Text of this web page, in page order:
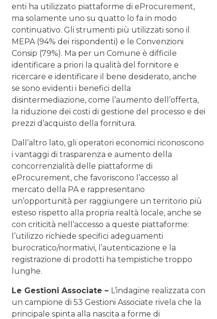
enti ha utilizzato piattaforme di eProcurement,
ma solamente uno su quatto lo fa in modo
continuativo. Gli strumenti più utilizzati sono il
MEPA (94% dei rispondenti) e le Convenzioni
Consip (79%). Ma per un Comune è difficile
identificare a priori la qualità del fornitore e
ricercare e identificare il bene desiderato, anche
se sono evidenti i benefici della
disintermediazione, come l’aumento dell’offerta,
la riduzione dei costi di gestione del processo e dei
prezzi d’acquisto della fornitura.
Dall’altro lato, gli operatori economici riconoscono
i vantaggi di trasparenza e aumento della
concorrenzialità delle piattaforme di
eProcurement, che favoriscono l’accesso al
mercato della PA e rappresentano
un’opportunità per raggiungere un territorio più
esteso rispetto alla propria realtà locale, anche se
con criticità nell’accesso a queste piattaforme:
l’utilizzo richiede specifici adeguamenti
burocratico/normativi, l’autenticazione e la
registrazione di prodotti ha tempistiche troppo
lunghe.
Le Gestioni Associate – L’indagine realizzata con
un campione di 53 Gestioni Associate rivela che la
principale spinta alla nascita a forme di